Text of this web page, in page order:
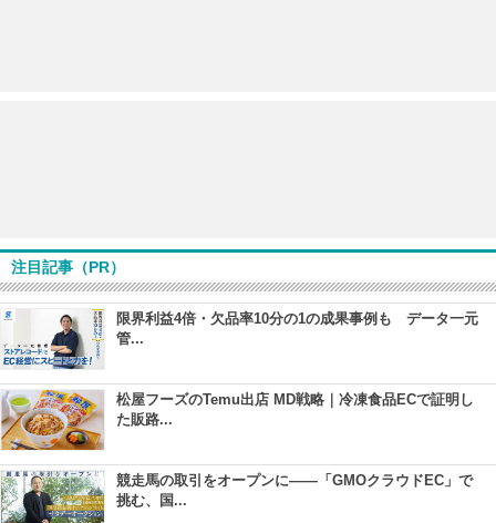
注目記事（PR）
限界利益4倍・欠品率10分の1の成果事例も データ一元
管...
松屋フーズのTemu出店 MD戦略｜冷凍食品ECで証明し
た販路...
競走馬の取引をオープンに――「GMOクラウドEC」で
挑む、国...